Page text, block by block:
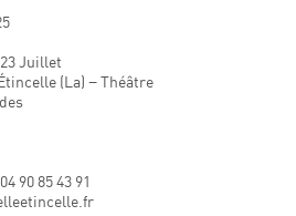
Juillet
(La) − Théâtre
90 85 43 91